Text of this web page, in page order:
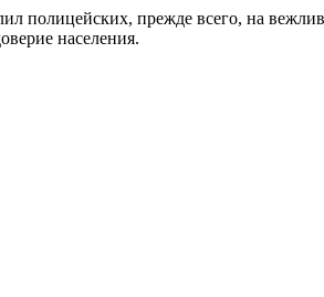
полицейских, прежде всего, на
населения.